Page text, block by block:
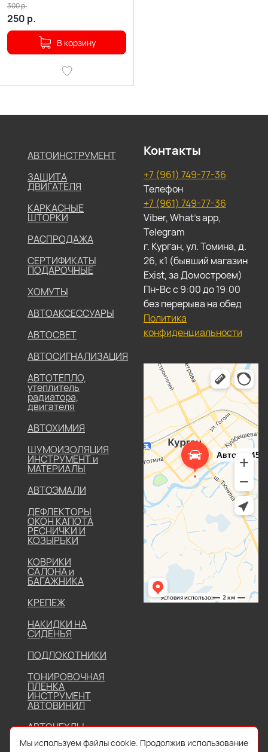
250 р.
300р.
В корзину
АВТОИНСТРУМЕНТ
ЗАЩИТА
ДВИГАТЕЛЯ
КАРКАСНЫЕ
ШТОРКИ
РАСПРОДАЖА
СЕРТИФИКАТЫ
ПОДАРОЧНЫЕ
ХОМУТЫ
АВТОАКСЕССУАРЫ
АВТОСВЕТ
АВТОСИГНАЛИЗАЦИЯ
АВТОТЕПЛО,
утеплитель
радиатора,
двигателя
АВТОХИМИЯ
ШУМОИЗОЛЯЦИЯ
ИНСТРУМЕНТ и
МАТЕРИАЛЫ
АВТОЭМАЛИ
ДЕФЛЕКТОРЫ
ОКОН КАПОТА
РЕСНИЧКИ И
КОЗЫРЬКИ
КОВРИКИ
САЛОНА и
БАГАЖНИКА
КРЕПЕЖ
НАКИДКИ НА
СИДЕНЬЯ
ПОДЛОКОТНИКИ
ТОНИРОВОЧНАЯ
ПЛЕНКА
ИНСТРУМЕНТ
АВТОВИНИЛ
АВТОЧЕХЛЫ
Контакты
+7 (961) 749-77-36
Телефон
+7 (961) 749-77-36
Viber, What's app,
Telegram
г. Курган, ул. Томина, д.
26, к1 (бывший магазин
Exist, за Домостроем)
Пн-Вс с 9:00 до 19:00
без перерыва на обед
Политика
конфиденциальности
Мы используем файлы cookie. Продолжив использование